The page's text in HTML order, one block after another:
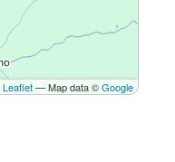
Leaflet— Map data ©Google